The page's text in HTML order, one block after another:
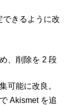
できるように改
、削除を 2 段
可能に改良。
Akismet を追